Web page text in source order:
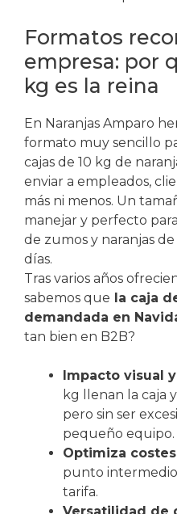
Formatos
empresa: por
kg es la reina
En Naranjas Amparo
formato muy sencillo
cajas de 10 kg de
enviar a empleados,
más ni menos. Un
manejar y perfecto
de zumos y naranjas
días.
Tras varios años
sabemos que la caja
demandada en
tan bien en B2B?
Impacto visual
kg llenan la caja
pero sin ser
pequeño equipo.
Optimiza
punto
tarifa.